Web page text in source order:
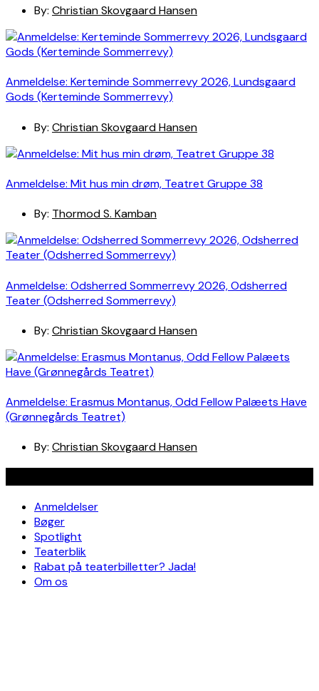
By: Christian Skovgaard Hansen
Anmeldelse: Kerteminde Sommerrevy 2026, Lundsgaard
Gods (Kerteminde Sommerrevy)
By: Christian Skovgaard Hansen
Anmeldelse: Mit hus min drøm, Teatret Gruppe 38
By: Thormod S. Kamban
Anmeldelse: Odsherred Sommerrevy 2026, Odsherred
Teater (Odsherred Sommerrevy)
By: Christian Skovgaard Hansen
Anmeldelse: Erasmus Montanus, Odd Fellow Palæets Have
(Grønnegårds Teatret)
By: Christian Skovgaard Hansen
Anmeldelser
Bøger
Spotlight
Teaterblik
Rabat på teaterbilletter? Jada!
Om os